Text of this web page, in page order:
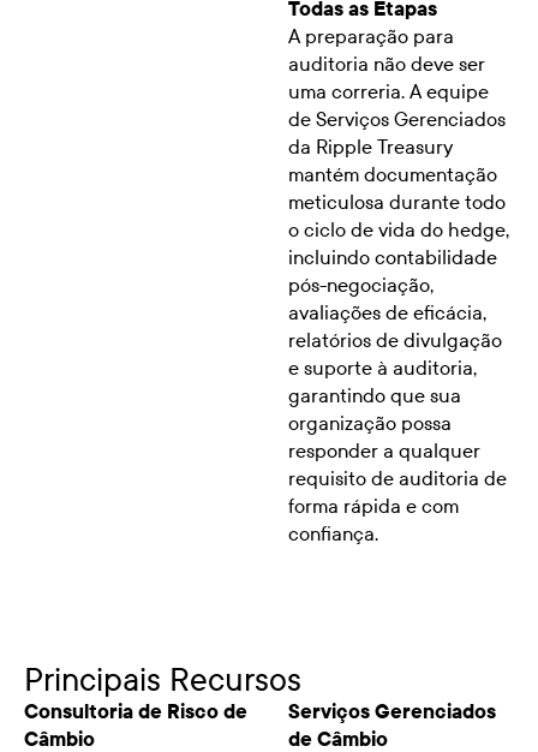
Todas as Etapas
A preparação para
auditoria não deve ser
uma correria. A equipe
de Serviços Gerenciados
da Ripple Treasury
mantém documentação
meticulosa durante todo
o ciclo de vida do hedge,
incluindo contabilidade
pós-negociação,
avaliações de eficácia,
relatórios de divulgação
e suporte à auditoria,
garantindo que sua
organização possa
responder a qualquer
requisito de auditoria de
forma rápida e com
confiança.
Principais Recursos
Consultoria de Risco de
Câmbio
Serviços Gerenciados
de Câmbio